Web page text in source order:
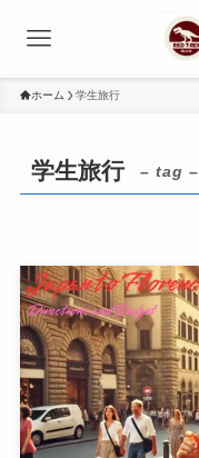
ホーム 学生旅行
学生旅行 – tag –